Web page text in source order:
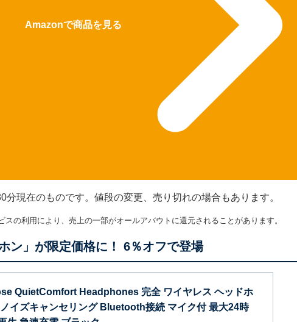
Amazonで商品を見る
現在のものです。値段の変更、売り切れの場合もあります。
の利用により、売上の一部がオールアバウトに還元されることがあります。
ン」が限定価格に！ 6％オフで登場
QuietComfort Headphones 完全 ワイヤレス ヘッドホ
イズキャンセリング Bluetooth接続 マイク付 最大24時